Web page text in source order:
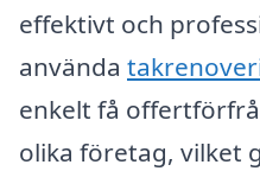
effektivt och
använda
enkelt få
olika företag, vilket